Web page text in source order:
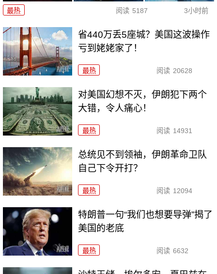
最热 阅读 5187 3小时前
省440万丢5座城？美国这波操作
亏到姥姥家了！
最热 阅读 20628
对美国幻想不灭，伊朗犯下两个
大错，令人痛心！
最热 阅读 14931
总统见不到领袖，伊朗革命卫队
自己下令开打？
最热 阅读 12094
特朗普一句“我们也想要导弹”揭了
美国的老底
最热 阅读 6632